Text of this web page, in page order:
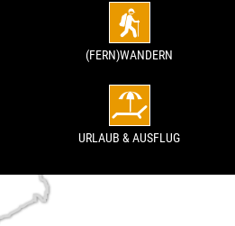
(FERN)WANDERN
URLAUB & AUSFLUG